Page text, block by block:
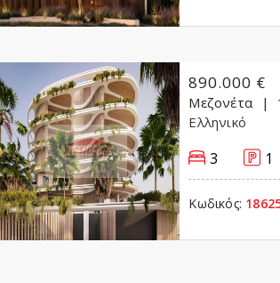
890.000 €
Μεζονέτα
Ελληνικό
3 1
Κωδικός: